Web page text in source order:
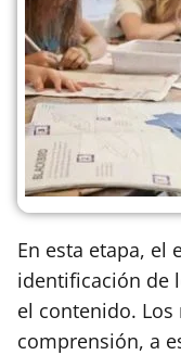
En esta etapa, el
identificación de
el contenido.
comprensión, a